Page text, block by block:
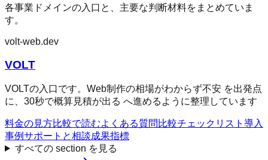
各事業ドメインの入口と、主要な判断材料をまとめていま
す。
volt-web.dev
VOLT
VOLTの入口です。Web制作の相場がわからず不安 を出発点
に、30秒で概算見積が出る へ進めるように整理しています
料金の見方比較で読むよくある質問 比較チェックリスト 導入
事例サポートと相談成果指標
すべての section を見る